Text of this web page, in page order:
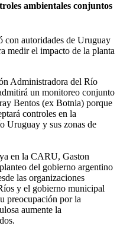
ambientales conjuntos
con autoridades de Uruguay
medir el impacto de la planta
Administradora del Río
un monitoreo conjunto
Bentos (ex Botnia) porque
controles en la
Uruguay y sus zonas de
en la CARU, Gaston
del gobierno argentino
las organizaciones
y el gobierno municipal
preocupación por la
aumente la